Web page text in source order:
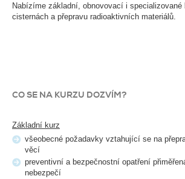
Nabízíme základní, obnovovací i specializované
cisternách a přepravu radioaktivních materiálů.
CO SE NA KURZU DOZVÍM?
Základní kurz
všeobecné požadavky vztahující se na
věcí
preventivní a bezpečnostní opatření
nebezpečí